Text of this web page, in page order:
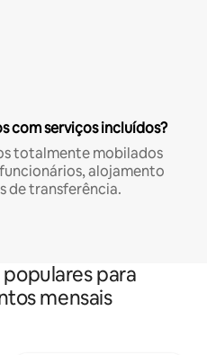
com serviços incluídos?
totalmente mobilados
alojamento
de transferência.
para
mensais